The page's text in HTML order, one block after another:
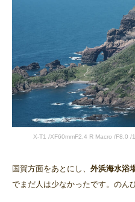
X-T1 /XF60mmF2.4 R Macro /F8.0
国賀方面をあとにし、 外浜海水浴
でまだ人は少なかったです。のん